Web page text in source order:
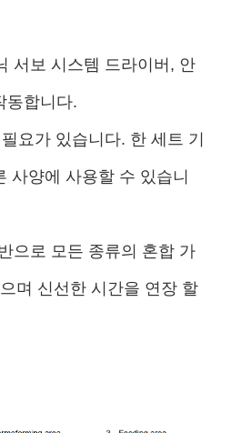
서보 시스템 드라이버, 안
동합니다.
요가 있습니다. 한 세트 기
사양에 사용할 수 있습니
으로 모든 종류의 혼합 가
며 신선한 시간을 연장 할